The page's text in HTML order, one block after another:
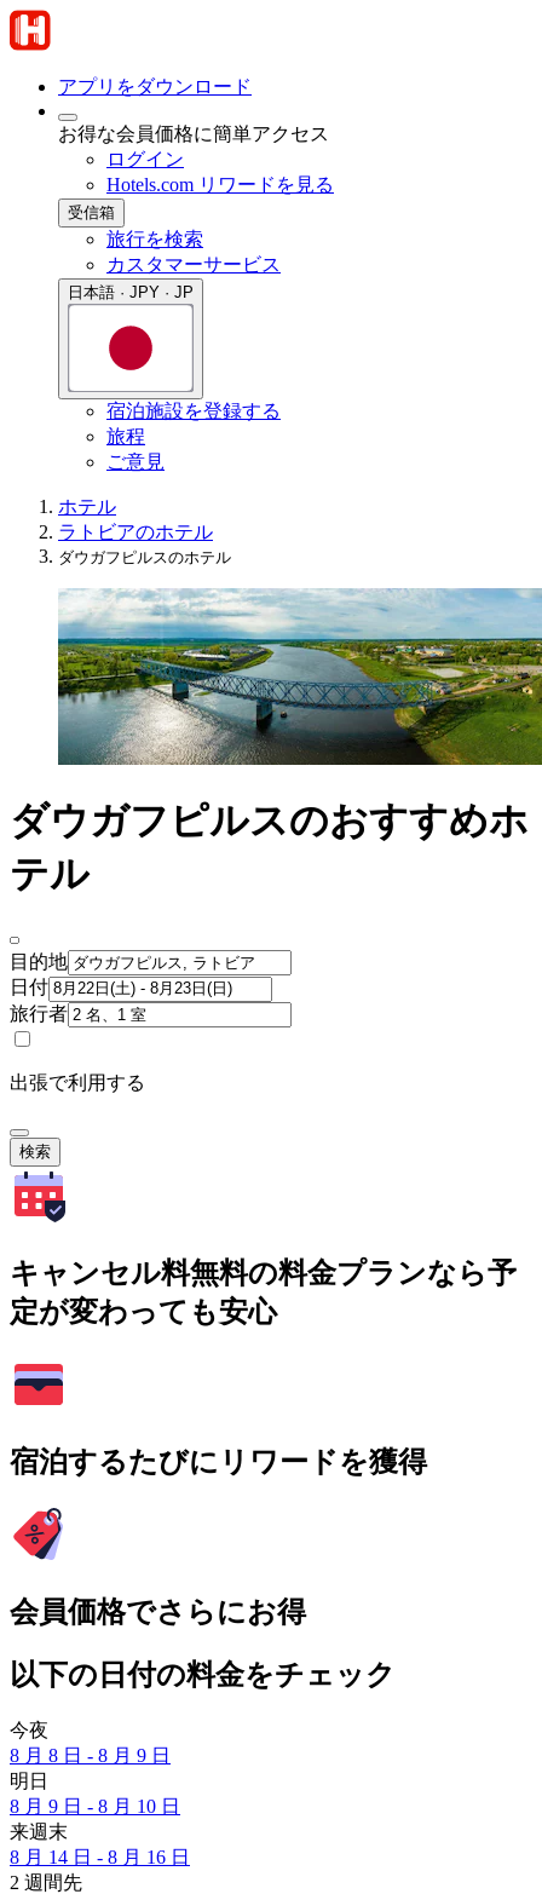
アプリをダウンロード
お得な会員価格に簡単アクセス
ログイン
Hotels.com リワードを見る
受信箱
旅行を検索
カスタマーサービス
日本語 · JPY · JP
宿泊施設を登録する
旅程
ご意見
ホテル
ラトビアのホテル
ダウガフピルスのホテル
ダウガフピルスのおすすめホ
テル
目的地
日付
旅行者
出張で利用する
検索
キャンセル料無料の料金プランなら予
定が変わっても安心
宿泊するたびにリワードを獲得
会員価格でさらにお得
以下の日付の料金をチェック
今夜
8 月 8 日 - 8 月 9 日
明日
8 月 9 日 - 8 月 10 日
来週末
8 月 14 日 - 8 月 16 日
2 週間先